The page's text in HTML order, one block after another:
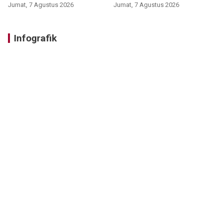
Jumat, 7 Agustus 2026 Jumat, 7 Agustus 2026
Infografik